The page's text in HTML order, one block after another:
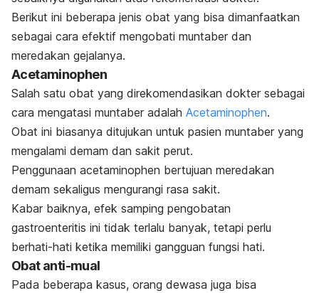
Berikut ini beberapa jenis obat yang bisa dimanfaatkan
sebagai cara efektif mengobati muntaber dan
meredakan gejalanya.
Acetaminophen
Salah satu obat yang direkomendasikan dokter sebagai
cara mengatasi muntaber adalah Acetaminophen.
Obat ini biasanya ditujukan untuk pasien muntaber yang
mengalami demam dan sakit perut.
Penggunaan acetaminophen bertujuan meredakan
demam sekaligus mengurangi rasa sakit.
Kabar baiknya, efek samping pengobatan
gastroenteritis ini tidak terlalu banyak, tetapi perlu
berhati-hati ketika memiliki gangguan fungsi hati.
Obat anti-mual
Pada beberapa kasus, orang dewasa juga bisa